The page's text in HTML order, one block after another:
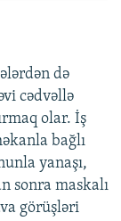
də
cədvəllə
olar. İş
bağlı
yanaşı,
sonra maskalı
görüşləri